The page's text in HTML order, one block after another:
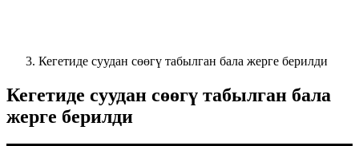
Кегетиде суудан сөөгү табылган бала жерге берилди
Кегетиде суудан сөөгү табылган бала
жерге берилди